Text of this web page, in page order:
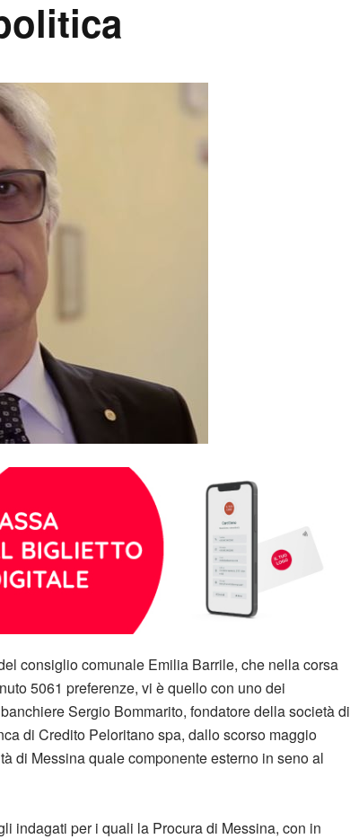
consiglio comunale Emilia Barrile, che nella corsa
5061 preferenze, vi è quello con uno dei
Sergio Bommarito, fondatore della società di
di Credito Peloritano spa, dallo scorso maggio
di Messina quale componente esterno in seno al
indagati per i quali la Procura di Messina, con in